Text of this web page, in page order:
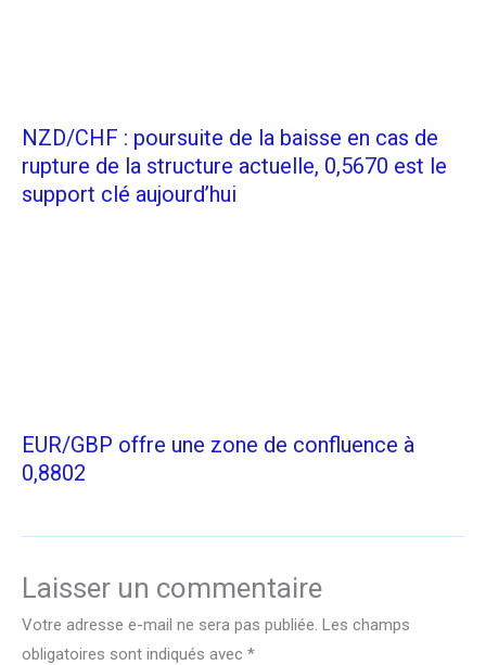
NZD/CHF : poursuite de la baisse en cas de
rupture de la structure actuelle, 0,5670 est le
support clé aujourd’hui
EUR/GBP offre une zone de confluence à
0,8802
Laisser un commentaire
Votre adresse e-mail ne sera pas publiée. Les champs
obligatoires sont indiqués avec *